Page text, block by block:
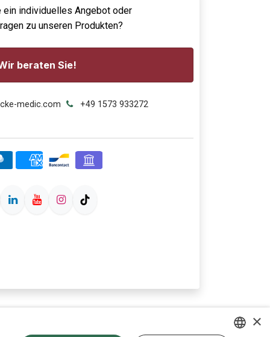
ein individuelles Angebot oder
zu unseren Produkten?
beraten Sie!
medic.com +49 1573 933272
×